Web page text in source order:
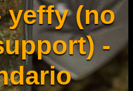
yeffy (no
-